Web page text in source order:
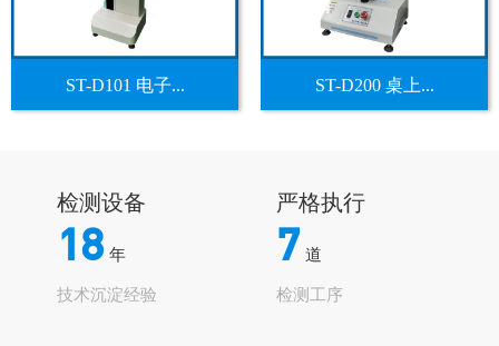
ST-D101 电子... ST-D200 桌上...
检测设备
18 年
技术沉淀经验
严格执行
7 道
检测工序